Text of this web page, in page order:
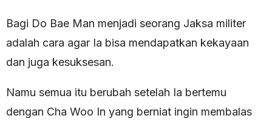
Bagi Do Bae Man menjadi seorang Jaksa militer
adalah cara agar Ia bisa mendapatkan kekayaan
dan juga kesuksesan.
Namu semua itu berubah setelah Ia bertemu
dengan Cha Woo In yang berniat ingin membalas